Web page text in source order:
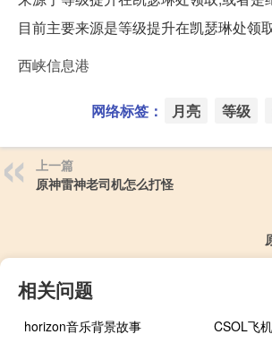
目前主要来源是等级提升在凯瑟琳处领
西峡信息港
网络标签： 月亮 等级
上一篇
原神雷神老司机怎么打怪
相关问题
horizon音乐背景故事
CSOL飞